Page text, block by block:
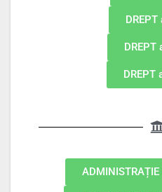
DREPT
DREPT
DREPT